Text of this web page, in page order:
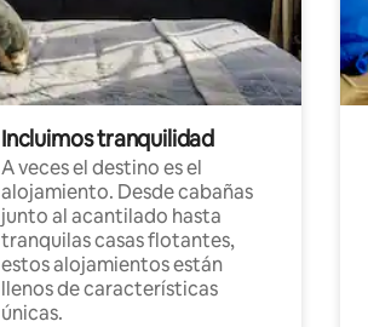
Incluimos tranquilidad
A veces el destino es el
alojamiento. Desde cabañas
junto al acantilado hasta
tranquilas casas flotantes,
estos alojamientos están
llenos de características
únicas.